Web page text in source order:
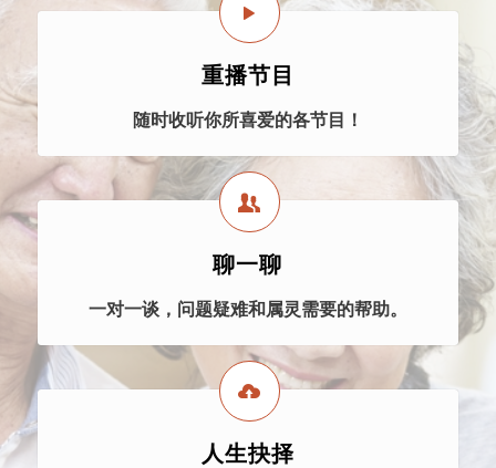
重播节目
随时收听你所喜爱的各节目！
聊一聊
一对一谈，问题疑难和属灵需要的帮助。
人生抉择